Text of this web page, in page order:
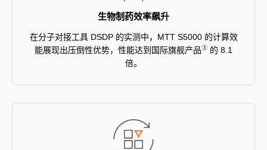
生物制药效率飙升
在分子对接工具 DSDP 的实测中，MTT S5000 的计算效
能展现出压倒性优势，性能达到国际旗舰产品③ 的 8.1
倍。